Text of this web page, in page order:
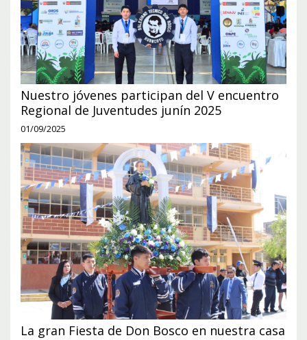
Nuestro jóvenes participan del V encuentro
Regional de Juventudes junín 2025
01/09/2025
La gran Fiesta de Don Bosco en nuestra casa